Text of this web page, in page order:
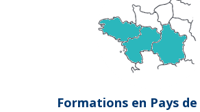
Formations en Pays